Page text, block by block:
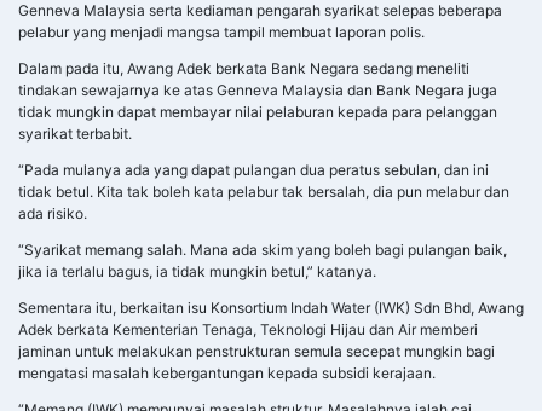
Genneva Malaysia serta kediaman pengarah syarikat selepas beberapa
pelabur yang menjadi mangsa tampil membuat laporan polis.
Dalam pada itu, Awang Adek berkata Bank Negara sedang meneliti
tindakan sewajarnya ke atas Genneva Malaysia dan Bank Negara juga
tidak mungkin dapat membayar nilai pelaburan kepada para pelanggan
syarikat terbabit.
“Pada mulanya ada yang dapat pulangan dua peratus sebulan, dan ini
tidak betul. Kita tak boleh kata pelabur tak bersalah, dia pun melabur dan
ada risiko.
“Syarikat memang salah. Mana ada skim yang boleh bagi pulangan baik,
jika ia terlalu bagus, ia tidak mungkin betul,” katanya.
Sementara itu, berkaitan isu Konsortium Indah Water (IWK) Sdn Bhd, Awang
Adek berkata Kementerian Tenaga, Teknologi Hijau dan Air memberi
jaminan untuk melakukan penstrukturan semula secepat mungkin bagi
mengatasi masalah kebergantungan kepada subsidi kerajaan.